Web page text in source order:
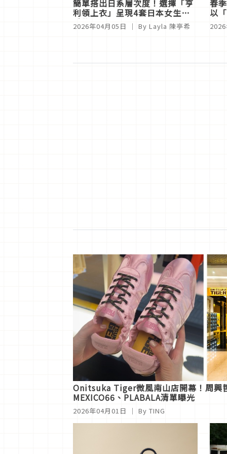
簡單搭出日系層次度！選擇「亨
利領上衣」呈現4套日本女生最
愛的好感LOOK
2026年04月05日 ｜ By Layla 陳亭希
春
以
注
Onitsuka Tiger微風南山店開幕！周興
MEXICO66、PLABALA清單曝光
2026年04月01日 ｜ By TING